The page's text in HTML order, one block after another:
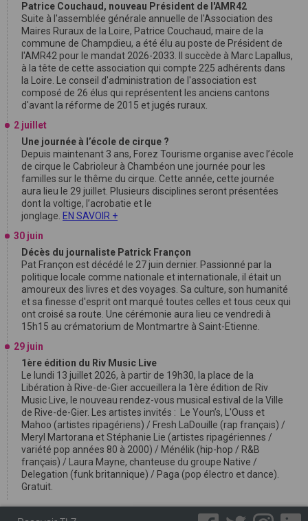
Patrice Couchaud, nouveau Président de l'AMR42
Suite à l'assemblée générale annuelle de l'Association des
Maires Ruraux de la Loire, Patrice Couchaud, maire de la
commune de Champdieu, a été élu au poste de Président de
l'AMR42 pour le mandat 2026-2033. Il succède à Marc Lapallus,
à la tête de cette association qui compte 225 adhérents dans
la Loire. Le conseil d'administration de l'association est
composé de 26 élus qui représentent les anciens cantons
d'avant la réforme de 2015 et jugés ruraux.
2 juillet
Une journée à l’école de cirque ?
Depuis maintenant 3 ans, Forez Tourisme organise avec l’école
de cirque le Cabrioleur à Chambéon une journée pour les
familles sur le thême du cirque. Cette année, cette journée
aura lieu le 29 juillet. Plusieurs disciplines seront présentées
dont la voltige, l’acrobatie et le
jonglage. EN SAVOIR +
30 juin
Décès du journaliste Patrick Françon
Pat Françon est décédé le 27 juin dernier. Passionné par la
politique locale comme nationale et internationale, il était un
amoureux des livres et des voyages. Sa culture, son humanité
et sa finesse d'esprit ont marqué toutes celles et tous ceux qui
ont croisé sa route. Une cérémonie aura lieu ce vendredi à
15h15 au crématorium de Montmartre à Saint-Etienne.
29 juin
1ère édition du Riv Music Live
Le lundi 13 juillet 2026, à partir de 19h30, la place de la
Libération à Rive-de-Gier accueillera la 1ère édition de Riv
Music Live, le nouveau rendez-vous musical estival de la Ville
de Rive-de-Gier. Les artistes invités : Le Youn’s, L'Ouss et
Mahoo (artistes ripagériens) / Fresh LaDouille (rap français) /
Meryl Martorana et Stéphanie Lie (artistes ripagériennes /
variété pop années 80 à 2000) / Ménélik (hip-hop / R&B
français) / Laura Mayne, chanteuse du groupe Native /
Delegation (funk britannique) / Paga (pop électro et dance).
Gratuit.